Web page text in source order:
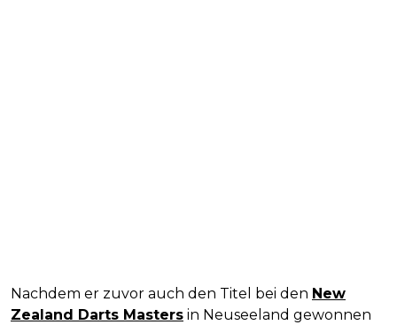
Nachdem er zuvor auch den Titel bei den New
Zealand Darts Masters in Neuseeland gewonnen